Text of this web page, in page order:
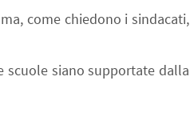
come chiedono i sindacati,
scuole siano supportate dalla